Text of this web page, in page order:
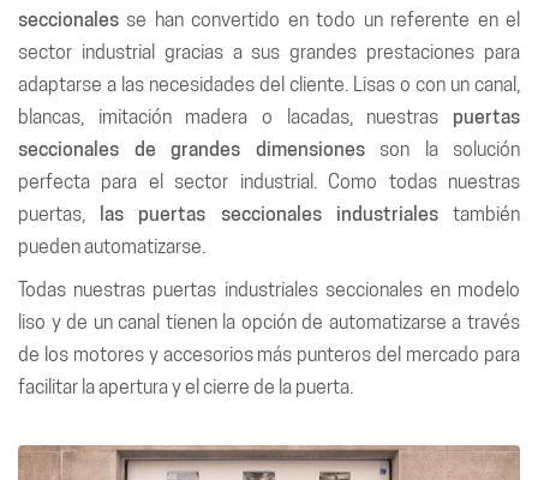
seccionales se han convertido en todo un referente en el
sector industrial gracias a sus grandes prestaciones para
adaptarse a las necesidades del cliente. Lisas o con un canal,
blancas, imitación madera o lacadas, nuestras puertas
seccionales de grandes dimensionesson la solución
perfecta para el sector industrial. Como todas nuestras
puertas,
las puertas seccionales industrialestambién
pueden automatizarse.
Todas nuestras puertas industriales seccionales en modelo
liso y de un canal tienen la opción de automatizarse a través
de los motores y accesorios más punteros del mercado para
facilitar la apertura y el cierre de la puerta.